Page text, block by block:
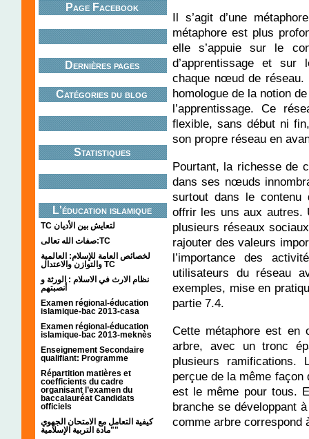
Page Facebook
Dernières pages
Catégories du blog
Statistiques
L'éducation islamique
TC لتعايش بين الأديان
صفات الله تعالى:TC
لخصائص العامة للإسلام: العالمية
والتوازن والاعتدال TC
نظام الارث في الاسلام : الورثة و
أنصبتهم
Examen régional-éducation
islamique-bac 2013-casa
Examen régional-éducation
islamique-bac 2013-meknès
Enseignement Secondaire
qualifiant: Programme
Répartition matières et
coefficients du cadre
organisant l’examen du
baccalauréat Candidats
officiels
كيفية التعامل مع الامتحان الجهوي
"مادة التربية الإسلامية"
Il s’agit d’une
métaphore est plus
elle s’appuie sur le
d’apprentissage et
chaque nœud de
homologue de la notion
l’apprentissage. Ce
flexible, sans début ni
son propre réseau en
Pourtant, la richesse de
dans ses nœuds
surtout dans le contenu
offrir les uns aux autres.
plusieurs réseaux
rajouter des valeurs
l’importance des
utilisateurs du réseau
exemples, mise en
partie 7.4.
Cette métaphore est en
arbre, avec un tronc
plusieurs ramifications.
perçue de la même
est le même pour tous.
branche se développant
comme arbre correspond